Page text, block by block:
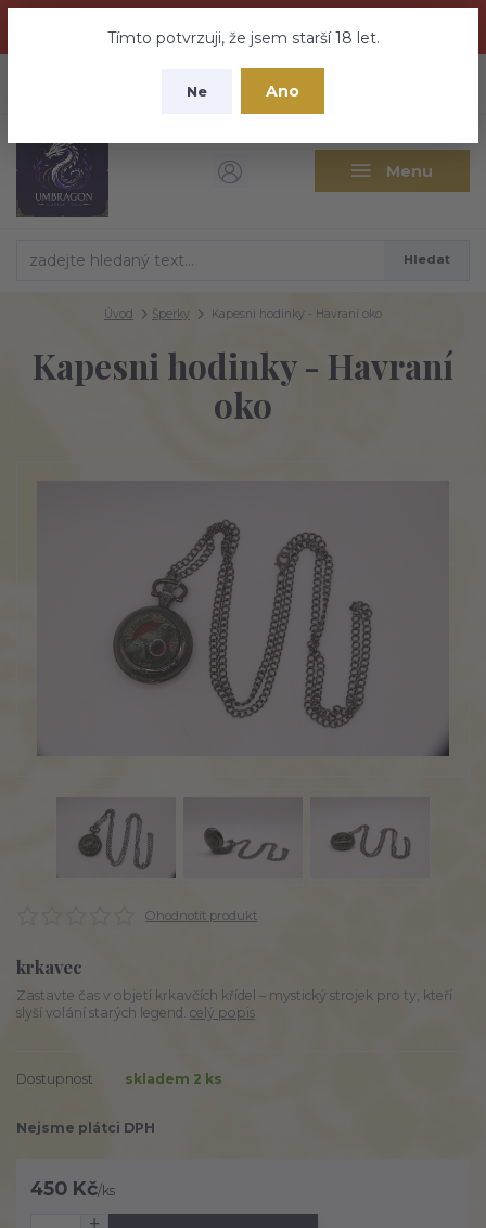
nebuďte vyděšeni zde najdete vše a ještě mnohem víc
Tímto potvrzuji, že jsem starší 18 let.
Ne Ano
Menu
CZK
Hledat
Úvod Šperky Kapesni hodinky - Havraní oko
Kapesni hodinky - Havraní
oko
Ohodnotit produkt
krkavec
Zastavte čas v objetí krkavčích křídel – mystický strojek pro ty, kteří
slyší volání starých legend. celý popis
Dostupnost skladem 2 ks
Nejsme plátci DPH
450 Kč/ks